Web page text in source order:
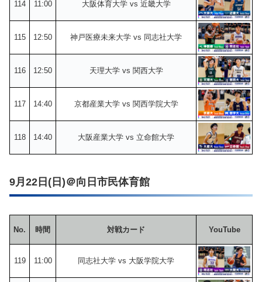
114 11:00 大阪体育大学 vs 近畿大学
115 12:50 神戸医療未来大学 vs 同志社大学
116 12:50 天理大学 vs 関西大学
117 14:40 京都産業大学 vs 関西学院大学
118 14:40 大阪産業大学 vs 立命館大学
9月22日(日)＠向日市民体育館
No. 時間 対戦カード YouTube
119 11:00 同志社大学 vs 大阪学院大学